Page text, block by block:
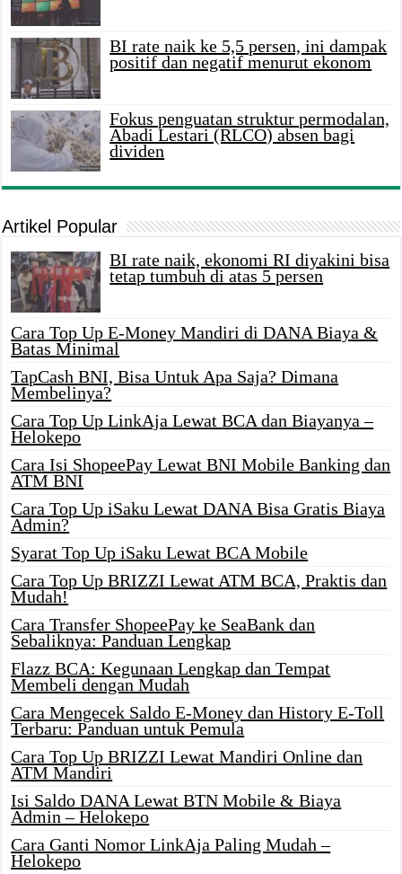
BI rate naik ke 5,5 persen, ini dampak
positif dan negatif menurut ekonom
Fokus penguatan struktur permodalan,
Abadi Lestari (RLCO) absen bagi
dividen
Artikel Popular
BI rate naik, ekonomi RI diyakini bisa
tetap tumbuh di atas 5 persen
Cara Top Up E-Money Mandiri di DANA Biaya &
Batas Minimal
TapCash BNI, Bisa Untuk Apa Saja? Dimana
Membelinya?
Cara Top Up LinkAja Lewat BCA dan Biayanya –
Helokepo
Cara Isi ShopeePay Lewat BNI Mobile Banking dan
ATM BNI
Cara Top Up iSaku Lewat DANA Bisa Gratis Biaya
Admin?
Syarat Top Up iSaku Lewat BCA Mobile
Cara Top Up BRIZZI Lewat ATM BCA, Praktis dan
Mudah!
Cara Transfer ShopeePay ke SeaBank dan
Sebaliknya: Panduan Lengkap
Flazz BCA: Kegunaan Lengkap dan Tempat
Membeli dengan Mudah
Cara Mengecek Saldo E-Money dan History E-Toll
Terbaru: Panduan untuk Pemula
Cara Top Up BRIZZI Lewat Mandiri Online dan
ATM Mandiri
Isi Saldo DANA Lewat BTN Mobile & Biaya
Admin – Helokepo
Cara Ganti Nomor LinkAja Paling Mudah –
Helokepo